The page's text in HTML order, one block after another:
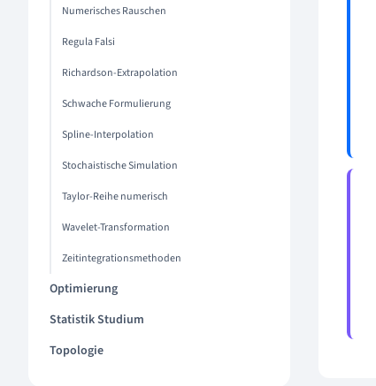
Numerisches Rauschen
Regula Falsi
Richardson-Extrapolation
Schwache Formulierung
Spline-Interpolation
Stochaistische Simulation
Taylor-Reihe numerisch
Wavelet-Transformation
Zeitintegrationsmethoden
Optimierung
Statistik Studium
Topologie